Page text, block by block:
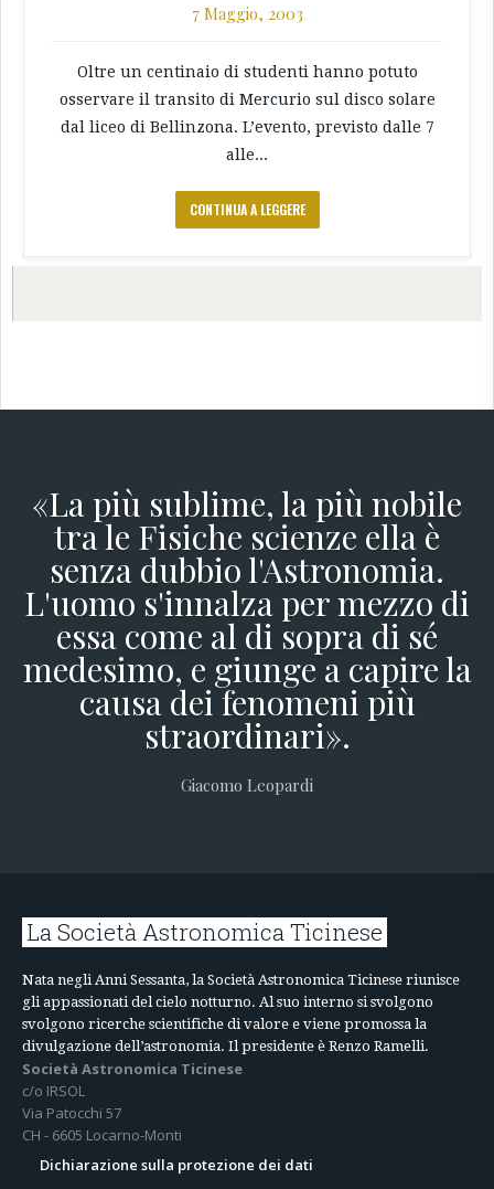
7 Maggio, 2003
Oltre un centinaio di studenti hanno potuto
osservare il transito di Mercurio sul disco solare
dal liceo di Bellinzona. L’evento, previsto dalle 7
alle...
CONTINUA A LEGGERE
«La più sublime, la più nobile
tra le Fisiche scienze ella è
senza dubbio l'Astronomia.
L'uomo s'innalza per mezzo di
essa come al di sopra di sé
medesimo, e giunge a capire la
causa dei fenomeni più
straordinari».
Giacomo Leopardi
La Società Astronomica Ticinese
Nata negli Anni Sessanta, la Società Astronomica Ticinese riunisce
gli appassionati del cielo notturno. Al suo interno si svolgono
svolgono ricerche scientifiche di valore e viene promossa la
divulgazione dell’astronomia. Il presidente è Renzo Ramelli.
Società Astronomica Ticinese
c/o IRSOL
Via Patocchi 57
CH - 6605 Locarno-Monti
Dichiarazione sulla protezione dei dati